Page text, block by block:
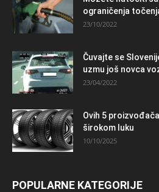
ograničenja
23/10/2022
Čuvajte se
uzmu još novca
23/04/2022
Ovih 5
širokom luku
10/10/2025
POPULARNE KATEGORIJE